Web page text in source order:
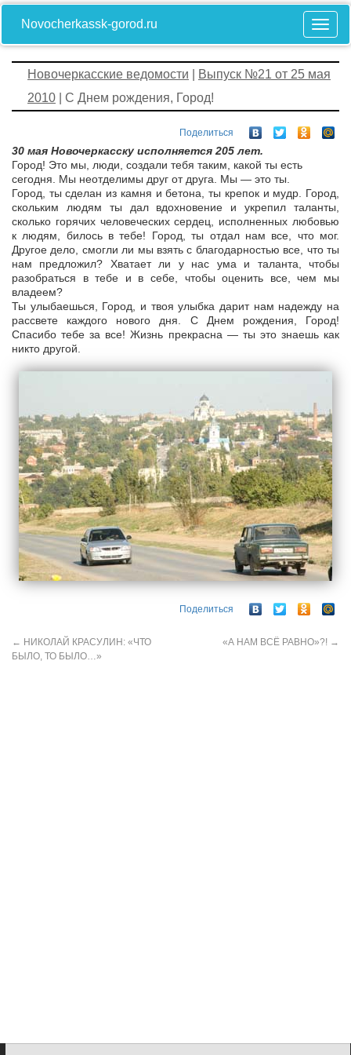
Novocherkassk-gorod.ru
Новочеркасские ведомости
Выпуск №21 от 25 мая
2010 | С Днем рождения, Город!
Поделиться
30 мая Новочеркасску исполняется 205 лет.
Город! Это мы, люди, создали тебя таким, какой ты есть
сегодня. Мы неотделимы друг от друга. Мы — это ты.
Город, ты сделан из камня и бетона, ты крепок и мудр. Город,
скольким людям ты дал вдохновение и укрепил таланты,
сколько горячих человеческих сердец, исполненных любовью
к людям, билось в тебе! Город, ты отдал нам все, что мог.
Другое дело, смогли ли мы взять с благодарностью все, что ты
нам предложил? Хватает ли у нас ума и таланта, чтобы
разобраться в тебе и в себе, чтобы оценить все, чем мы
владеем?
Ты улыбаешься, Город, и твоя улыбка дарит нам надежду на
рассвете каждого нового дня. С Днем рождения, Город!
Спасибо тебе за все! Жизнь прекрасна — ты это знаешь как
никто другой.
Поделиться
← НИКОЛАЙ КРАСУЛИН: «ЧТО
БЫЛО, ТО БЫЛО…»
«А НАМ ВСЁ РАВНО»?! →